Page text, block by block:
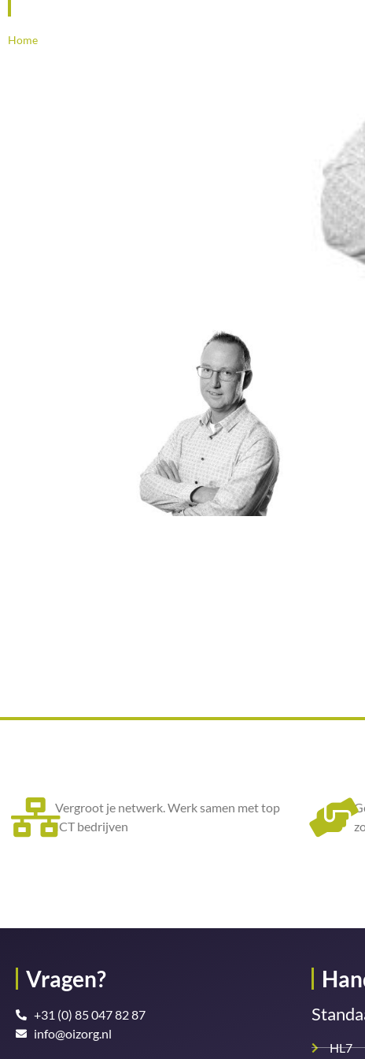
Home
Vergroot je netwerk. Werk samen met top
ICT bedrijven
Vragen?
+31 (0) 85 047 82 87
info@oizorg.nl
HL7